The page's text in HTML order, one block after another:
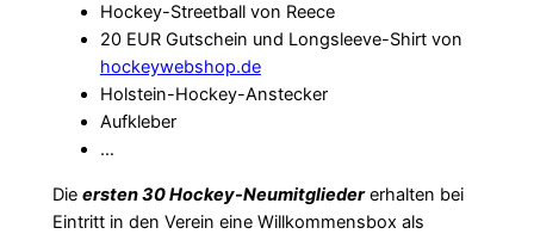
Hockey-Streetball von Reece
20 EUR Gutschein und Longsleeve-Shirt von
hockeywebshop.de
Holstein-Hockey-Anstecker
Aufkleber
…
Die ersten30 Hockey-Neumitgliedererhalten bei
Eintritt in den Verein eine Willkommensbox als